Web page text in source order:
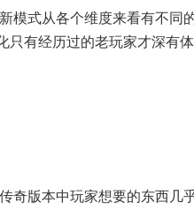
模式从各个维度来看有不
只有经历过的老玩家才深有
奇版本中玩家想要的东西